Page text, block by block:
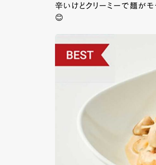
辛いけどクリーミーで麺が
😊